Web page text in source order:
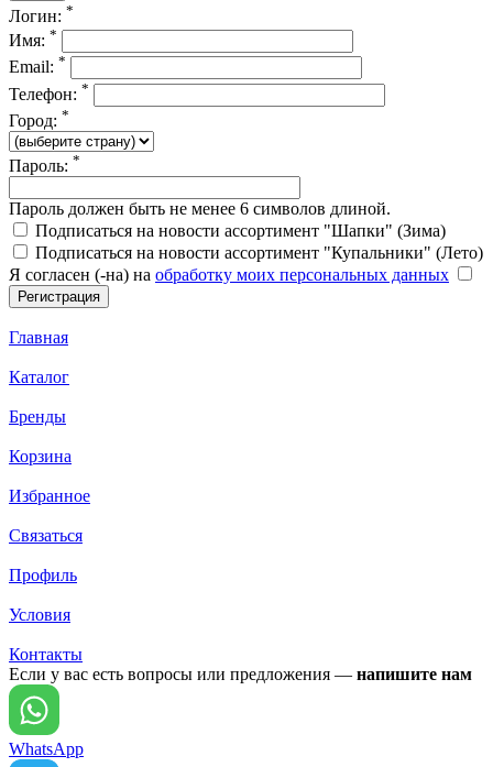
Логин: *
Имя: *
Email: *
Телефон: *
Город: *
Пароль: *
Пароль должен быть не менее 6 символов длиной.
Подписаться на новости ассортимент "Шапки" (Зима)
Подписаться на новости ассортимент "Купальники" (Лето)
Я согласен (-на) на обработку моих персональных данных
Главная
Каталог
Бренды
Корзина
Избранное
Связаться
Профиль
Условия
Контакты
Если у вас есть вопросы или предложения — напишите нам
WhatsApp